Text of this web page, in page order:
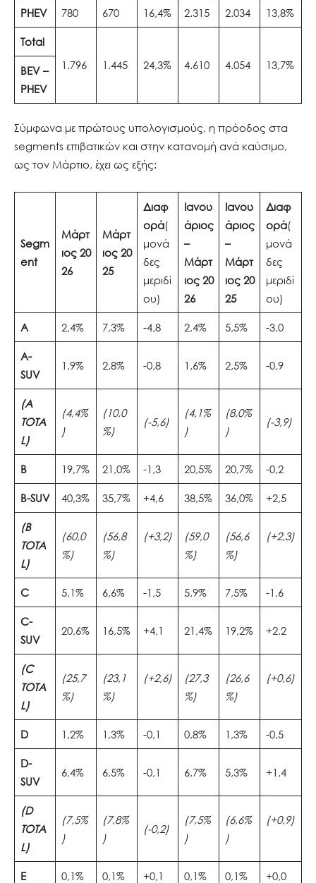
PHEV 780 670 16,4% 2.315 2.034 13,8%
Total
1.796
1.445 24,3% 4.610 4.054 13,7%
BEV –
PHEV
Σύμφωνα με πρώτους υπολογισμούς, η πρόοδος στα
segments επιβατικών και στην κατανομή ανά καύσιμο,
ως τον Μάρτιο, έχει ως εξής:
Segm
ent
Μάρτ
ιος20
26
Μάρτ
ιος20
25
Διαφ
ορά(
μονά
δες
μεριδί
ου)
Ιανου
άριος
–
Μάρτ
ιος20
26
Ιανου
άριος
–
Μάρτ
ιος20
25
Διαφ
ορά(
μονά
δες
μεριδί
ου)
A 2,4% 7,3% -4,8 2,4% 5,5% -3,0
A-
SUV
1,9% 2,8% -0,8 1,6% 2,5% -0,9
(A
TOTA
L)
(4,4%
)
(10,0
%)
(-5,6)
(4,1%
)
(8,0%
)
(-3,9)
B 19,7% 21,0% -1,3 20,5% 20,7% -0,2
B-SUV 40,3% 35,7% +4,6 38,5% 36,0% +2,5
(B
TOTA
L)
(60,0
%)
(56,8
%)
(+3,2)
(59,0
%)
(56,6
%)
(+2,3)
C 5,1% 6,6% -1,5 5,9% 7,5% -1,6
C-
SUV
20,6% 16,5% +4,1 21,4% 19,2% +2,2
(C
TOTA
L)
(25,7
%)
(23,1
%)
(+2,6)
(27,3
%)
(26,6
%)
(+0,6)
D 1,2% 1,3% -0,1 0,8% 1,3% -0,5
D-
SUV
6,4% 6,5% -0,1 6,7% 5,3% +1,4
(D
TOTA
L)
(7,5%
)
(7,8%
)
(-0,2)
(7,5%
)
(6,6%
)
(+0,9)
E 0,1% 0,1% +0,1 0,1% 0,1% +0,0